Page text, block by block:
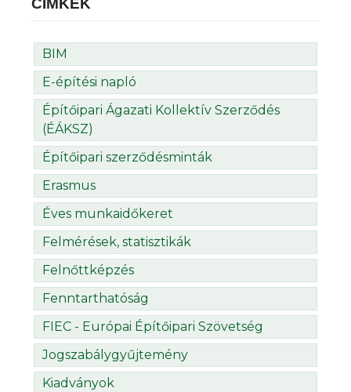
CÍMKÉK
BIM
E-építési napló
Építőipari Ágazati Kollektív Szerződés
(ÉÁKSZ)
Építőipari szerződésminták
Erasmus
Éves munkaidőkeret
Felmérések, statisztikák
Felnőttképzés
Fenntarthatóság
FIEC - Európai Építőipari Szövetség
Jogszabálygyűjtemény
Kiadványok